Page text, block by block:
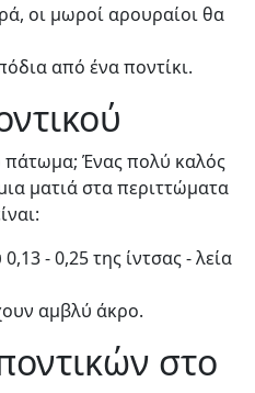
οι μωροί αρουραίοι θα
από ένα ποντίκι.
πάτωμα; Ένας πολύ καλός
ματιά στα περιττώματα
- 0,25 της ίντσας - λεία
αμβλύ άκρο.
στο